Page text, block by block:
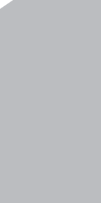
haut
d’usage